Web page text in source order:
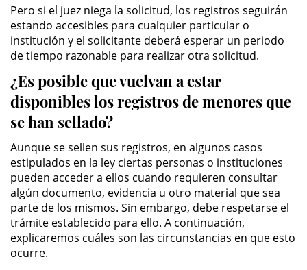
Child Neglect
Corporal Injury on a Spouse
Criminal Threats
Domestic Battery
Elder Abuse
Permanent Restraining Order
Posting Harmful Information on the
Internet
Pero si el juez niega la solicitud, los registros seguirán
estando accesibles para cualquier particular o
institución y el solicitante deberá esperar un periodo
de tiempo razonable para realizar otra solicitud.
¿Es posible que vuelvan a estar
disponibles los registros de menores que
se han sellado?
Aunque se sellen sus registros, en algunos casos
estipulados en la ley ciertas personas o instituciones
pueden acceder a ellos cuando requieren consultar
algún documento, evidencia u otro material que sea
parte de los mismos. Sin embargo, debe respetarse el
trámite establecido para ello. A continuación,
explicaremos cuáles son las circunstancias en que esto
ocurre.